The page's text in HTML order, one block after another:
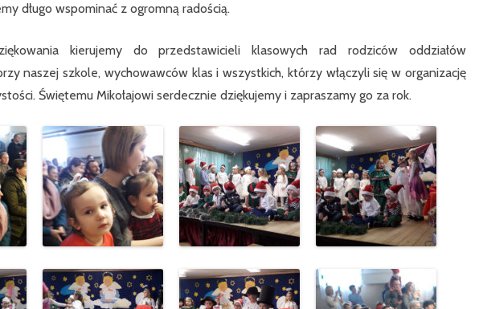
KLASA 8
długo wspominać z ogromną radością.
kierujemy do przedstawicieli klasowych rad rodziców oddziałów
naszej szkole, wychowawców klas i wszystkich, którzy włączyli się w organizację
Świętemu Mikołajowi serdecznie dziękujemy i zapraszamy go za rok.